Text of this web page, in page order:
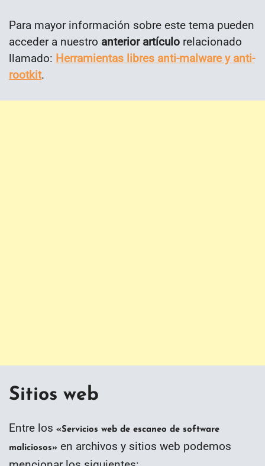
Para mayor información sobre este tema pueden
acceder a nuestro anterior artículo relacionado
llamado: Herramientas libres anti-malware y anti-
rootkit.
Sitios web
Entre los «Servicios web de escaneo de software
maliciosos» en archivos y sitios web podemos